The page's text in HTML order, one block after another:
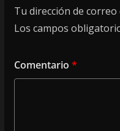
Tu dirección de
Los campos
Comentario *